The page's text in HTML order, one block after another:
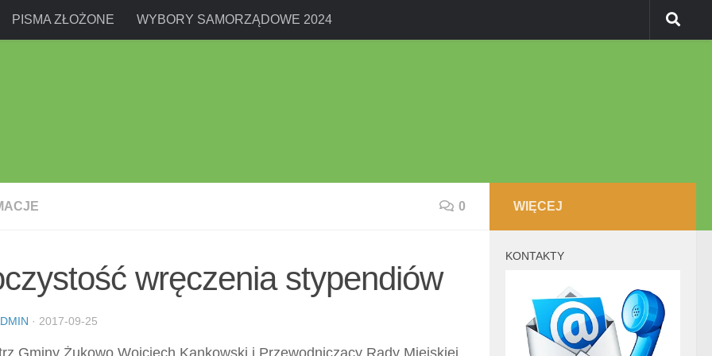
PISMA ZŁOŻONE WYBORY SAMORZĄDOWE 2024
0
wręczenia stypendiów
· 2017-09-25
Gminy Żukowo Wojciech Kankowski i Przewodniczący Rady Miejskiej
WIĘCEJ
KONTAKTY